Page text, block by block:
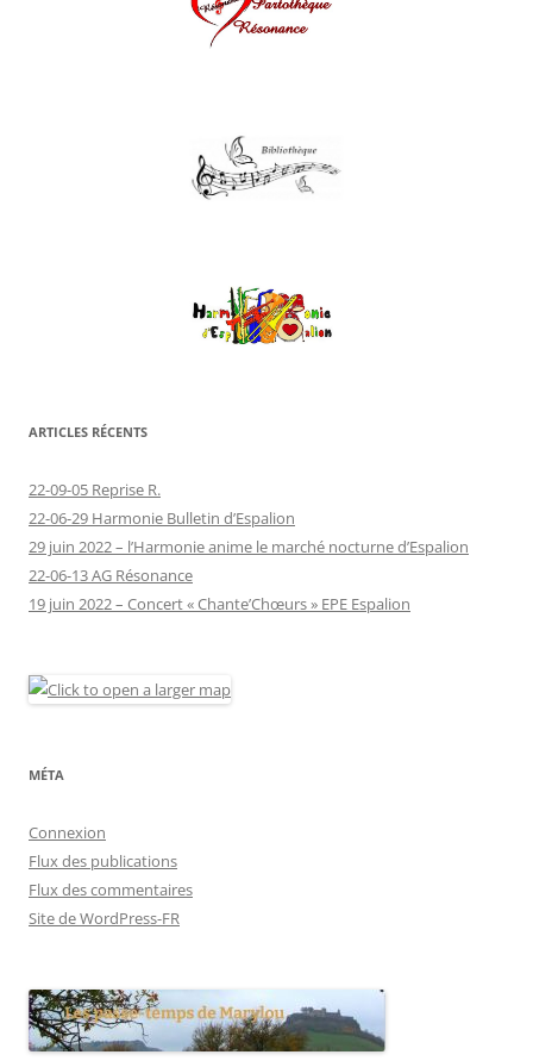
ARTICLES RÉCENTS
22-09-05 Reprise R.
22-06-29 Harmonie Bulletin d’Espalion
29 juin 2022 – l’Harmonie anime le marché nocturne d’Espalion
22-06-13 AG Résonance
19 juin 2022 – Concert « Chante’Chœurs » EPE Espalion
MÉTA
Connexion
Flux des publications
Flux des commentaires
Site de WordPress-FR